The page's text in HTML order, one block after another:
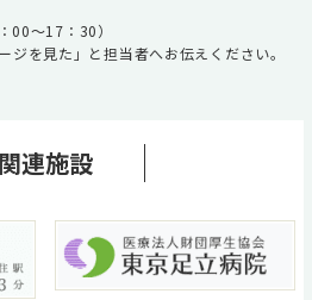
00～17：30）
ジを見た」と担当者へお伝えください。
関連施設